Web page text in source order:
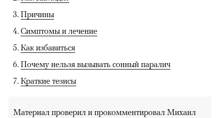
Причины
Симптомы и лечение
Как избавиться
Почему нельзя вызывать сонный паралич
Краткие тезисы
Материал проверил и прокомментировал Михаил